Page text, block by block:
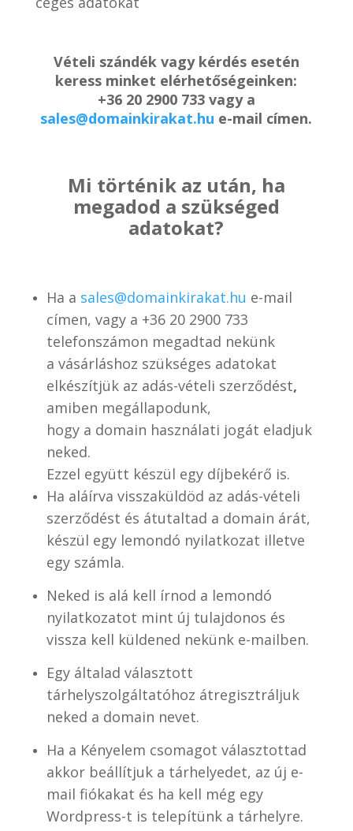
Vételi szándék vagy kérdés esetén
keress minket elérhetőségeinken:
+36 20 2900 733 vagy a
sales@domainkirakat.hu e-mail címen.
Mi történik az után, ha
megadod a szükséged
adatokat?
Ha a sales@domainkirakat.hu e-mail
címen, vagy a +36 20 2900 733
telefonszámon megadtad nekünk
a vásárláshoz szükséges adatokat
elkészítjük az adás-vételi szerződést,
amiben megállapodunk,
hogy a domain használati jogát eladjuk
neked.
Ezzel együtt készül egy díjbekérő is.
Ha aláírva visszaküldöd az adás-vételi
szerződést és átutaltad a domain árát,
készül egy lemondó nyilatkozat illetve
egy számla.
Neked is alá kell írnod a lemondó
nyilatkozatot mint új tulajdonos és
vissza kell küldened nekünk e-mailben.
Egy általad választott
tárhelyszolgáltatóhoz átregisztráljuk
neked a domain nevet.
Ha a Kényelem csomagot választottad
akkor beállítjuk a tárhelyedet, az új e-
mail fiókakat és ha kell még egy
Wordpress-t is telepítünk a tárhelyre.